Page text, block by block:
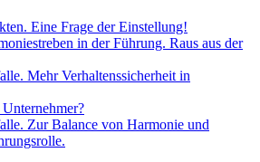
Eine Frage der Einstellung!
in der Führung. Raus aus der
Mehr Verhaltenssicherheit in
Zur Balance von Harmonie und